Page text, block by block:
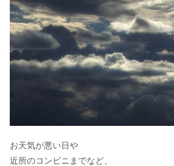
ルーナハーバルサ
ムの評判は？効果
成分まとめ
ヴィオテラスCセ
なし・白くならな
みた
お天気が悪い日や
近所のコンビニまでなど、